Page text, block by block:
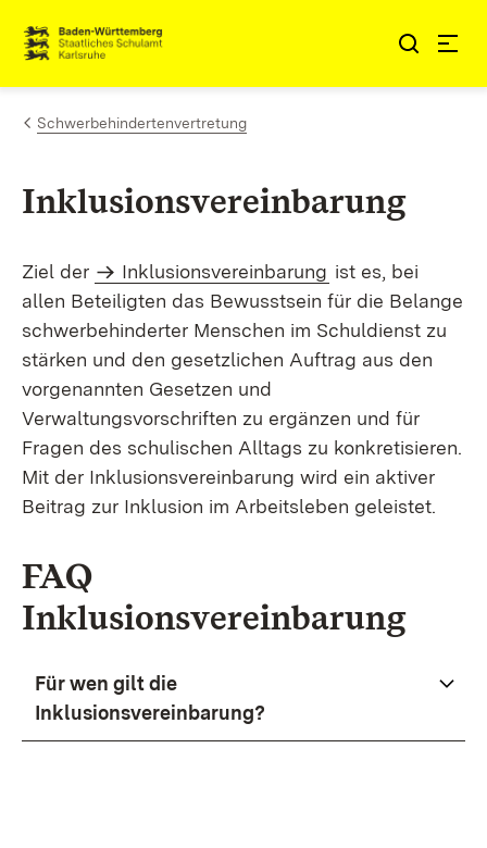
Zum Inhalt springen
Link zur Startseite
Schwerbehindertenvertretung
Inklusionsvereinbarung
Ziel der Inklusionsvereinbarung ist es, bei
allen Beteiligten das Bewusstsein für die Belange
schwerbehinderter Menschen im Schuldienst zu
stärken und den gesetzlichen Auftrag aus den
vorgenannten Gesetzen und
Verwaltungsvorschriften zu ergänzen und für
Fragen des schulischen Alltags zu konkretisieren.
Mit der Inklusionsvereinbarung wird ein aktiver
Beitrag zur Inklusion im Arbeitsleben geleistet.
FAQ
Inklusionsvereinbarung
Für wen gilt die
Inklusionsvereinbarung?